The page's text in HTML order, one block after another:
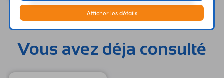
Vous avez déja consulté
Afficher les détails